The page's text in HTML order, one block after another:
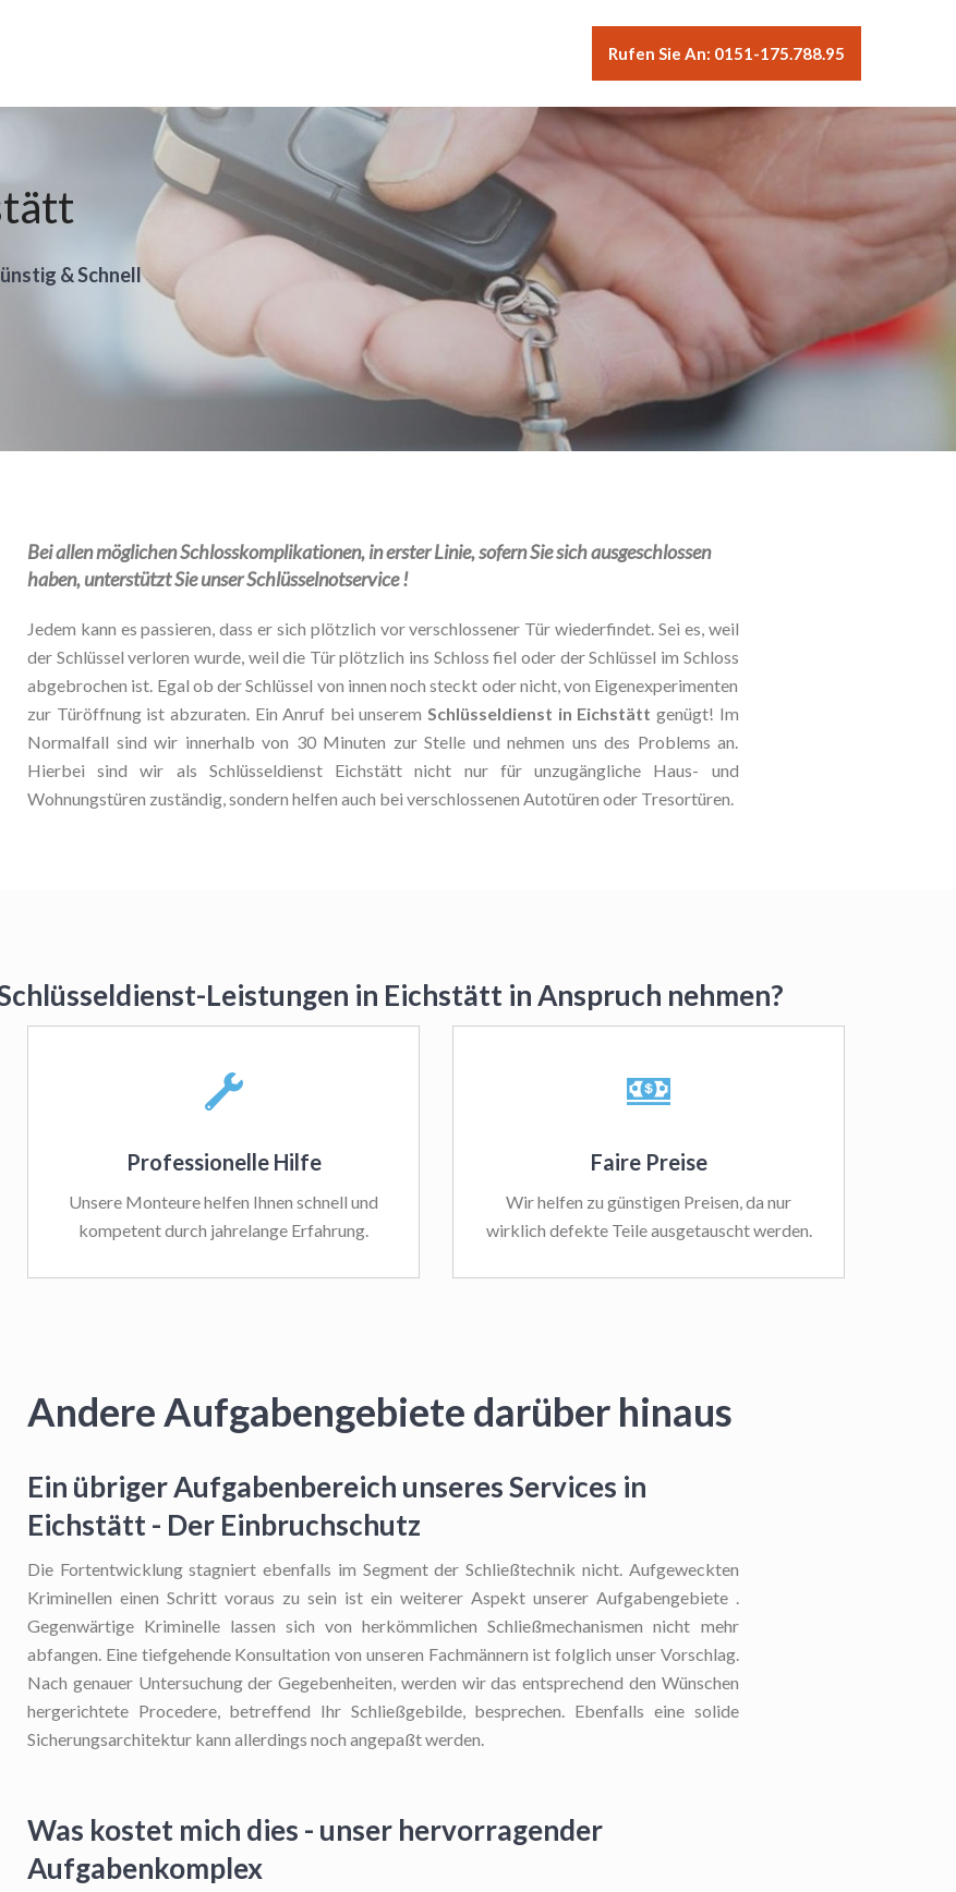
Rufen Sie An: 0151-175.788.95
& Schnell
Bei allen möglichen Schlosskomplikationen, in erster Linie, sofern Sie sich ausgeschlossen
haben, unterstützt Sie unser Schlüsselnotservice !
Jedem kann es passieren, dass er sich plötzlich vor verschlossener Tür wiederfindet. Sei es, weil
der Schlüssel verloren wurde, weil die Tür plötzlich ins Schloss fiel oder der Schlüssel im Schloss
abgebrochen ist. Egal ob der Schlüssel von innen noch steckt oder nicht, von Eigenexperimenten
zur Türöffnung ist abzuraten. Ein Anruf bei unserem Schlüsseldienst in Eichstätt genügt! Im
Normalfall sind wir innerhalb von 30 Minuten zur Stelle und nehmen uns des Problems an.
Hierbei sind wir als Schlüsseldienst Eichstätt nicht nur für unzugängliche Haus- und
Wohnungstüren zuständig, sondern helfen auch bei verschlossenen Autotüren oder Tresortüren.
Leistungen in Eichstätt in Anspruch nehmen?
Professionelle Hilfe
Unsere Monteure helfen Ihnen schnell und
kompetent durch jahrelange Erfahrung.
Faire Preise
Wir helfen zu günstigen Preisen, da nur
wirklich defekte Teile ausgetauscht werden.
Andere Aufgabengebiete darüber hinaus
Ein übriger Aufgabenbereich unseres Services in
Eichstätt - Der Einbruchschutz
Die Fortentwicklung stagniert ebenfalls im Segment der Schließtechnik nicht. Aufgeweckten
Kriminellen einen Schritt voraus zu sein ist ein weiterer Aspekt unserer Aufgabengebiete .
Gegenwärtige Kriminelle lassen sich von herkömmlichen Schließmechanismen nicht mehr
abfangen. Eine tiefgehende Konsultation von unseren Fachmännern ist folglich unser Vorschlag.
Nach genauer Untersuchung der Gegebenheiten, werden wir das entsprechend den Wünschen
hergerichtete Procedere, betreffend Ihr Schließgebilde, besprechen. Ebenfalls eine solide
Sicherungsarchitektur kann allerdings noch angepaßt werden.
Was kostet mich dies - unser hervorragender
Aufgabenkomplex